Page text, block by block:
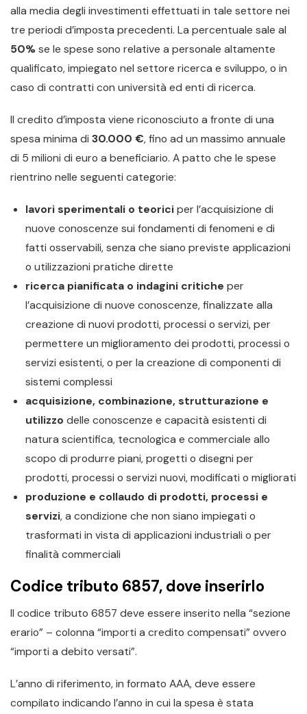
alla media degli investimenti effettuati in tale settore nei
tre periodi d’imposta precedenti. La percentuale sale al
50%se le spese sono relative a personale altamente
qualificato, impiegato nel settore ricerca e sviluppo, o in
caso di contratti con università ed enti di ricerca.
Il credito d’imposta viene riconosciuto a fronte di una
spesa minima di 30.000 €, fino ad un massimo annuale
di 5 milioni di euro a beneficiario. A patto che le spese
rientrino nelle seguenti categorie:
lavori sperimentali o teoriciper l’acquisizione di
nuove conoscenze sui fondamenti di fenomeni e di
fatti osservabili, senza che siano previste applicazioni
o utilizzazioni pratiche dirette
ricerca pianificata o indagini criticheper
l’acquisizione di nuove conoscenze, finalizzate alla
creazione di nuovi prodotti, processi o servizi, per
permettere un miglioramento dei prodotti, processi o
servizi esistenti, o per la creazione di componenti di
sistemi complessi
acquisizione, combinazione, strutturazione e
utilizzo delle conoscenze e capacità esistenti di
natura scientifica, tecnologica e commerciale allo
scopo di produrre piani, progetti o disegni per
prodotti, processi o servizi nuovi, modificati o migliorati
produzione e collaudo di prodotti, processi e
servizi, a condizione che non siano impiegati o
trasformati in vista di applicazioni industriali o per
finalità commerciali
Codice tributo 6857, dove inserirlo
Il codice tributo 6857 deve essere inserito nella “sezione
erario” – colonna “importi a credito compensati” ovvero
“importi a debito versati”.
L’anno di riferimento, in formato AAA, deve essere
compilato indicando l’anno in cui la spesa è stata